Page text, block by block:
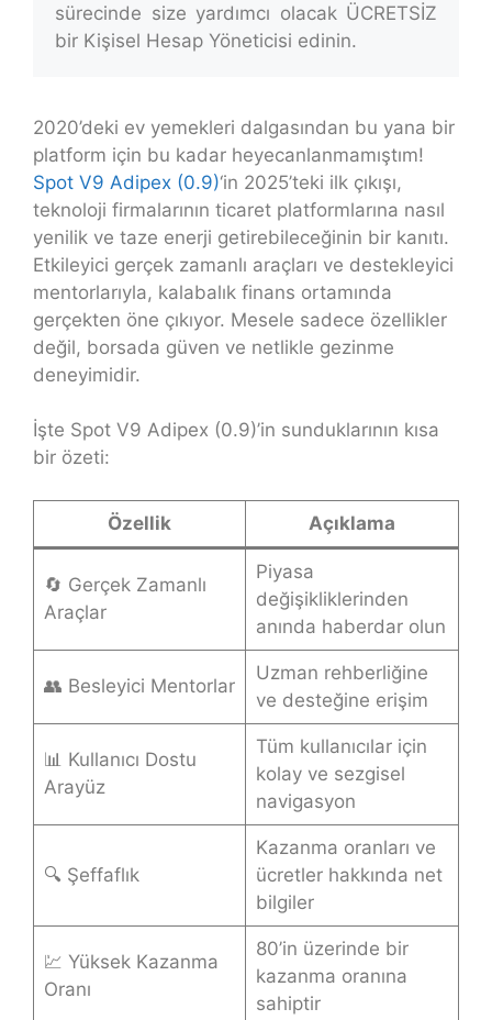
sürecinde size yardımcı olacak ÜCRETSİZ
bir Kişisel Hesap Yöneticisi edinin.
2020’deki ev yemekleri dalgasından bu yana bir
platform için bu kadar heyecanlanmamıştım!
Spot V9 Adipex (0.9)‘in 2025’teki ilk çıkışı,
teknoloji firmalarının ticaret platformlarına nasıl
yenilik ve taze enerji getirebileceğinin bir kanıtı.
Etkileyici gerçek zamanlı araçları ve destekleyici
mentorlarıyla, kalabalık finans ortamında
gerçekten öne çıkıyor. Mesele sadece özellikler
değil, borsada güven ve netlikle gezinme
deneyimidir.
İşte Spot V9 Adipex (0.9)’in sunduklarının kısa
bir özeti:
Özellik Açıklama
🔄 Gerçek Zamanlı
Araçlar
Piyasa
değişikliklerinden
anında haberdar olun
👥 Besleyici Mentorlar
Uzman rehberliğine
ve desteğine erişim
📊 Kullanıcı Dostu
Arayüz
Tüm kullanıcılar için
kolay ve sezgisel
navigasyon
🔍 Şeffaflık
Kazanma oranları ve
ücretler hakkında net
bilgiler
💹 Yüksek Kazanma
Oranı
80’in üzerinde bir
kazanma oranına
sahiptir